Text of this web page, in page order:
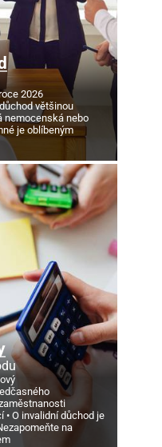
2026
většinou
nemocenská nebo
je oblíbeným
O invalidní důchod je
na